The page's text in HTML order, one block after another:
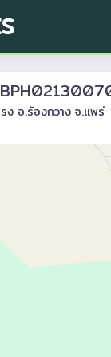
อ.ร้องกวาง จ.แพร่